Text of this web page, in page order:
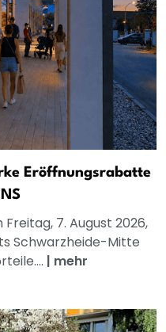
Eröffnungsrabatte
7. August 2026,
Schwarzheide-Mitte
| mehr